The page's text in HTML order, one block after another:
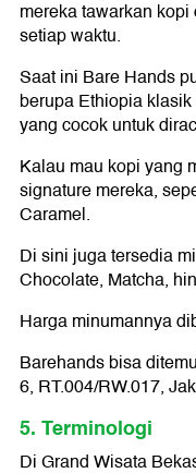
mereka tawarkan
setiap waktu.
Saat ini Bare Hands
berupa Ethiopia
yang cocok untuk
Kalau mau kopi yang
signature mereka,
Caramel.
Di sini juga tersedia
Chocolate, Matcha,
Harga minumannya
Barehands bisa
6, RT.004/RW.017,
5. Terminologi
Di Grand Wisata